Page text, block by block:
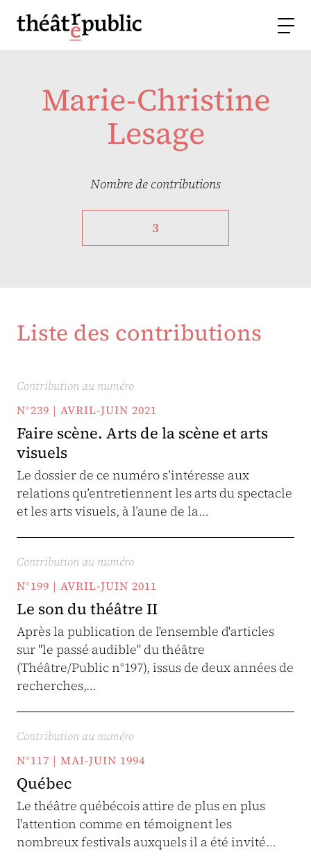
Marie-Christine
Lesage
Nombre de contributions
3
Liste des contributions
Contribution au numéro
N°239 | AVRIL-JUIN 2021
Faire scène. Arts de la scène et arts
visuels
Le dossier de ce numéro s’intéresse aux
relations qu’entretiennent les arts du spectacle
et les arts visuels, à l’aune de la…
Contribution au numéro
N°199 | AVRIL-JUIN 2011
Le son du théâtre II
Après la publication de l'ensemble d'articles
sur "le passé audible" du théâtre
(Théâtre/Public n°197), issus de deux années de
recherches,…
Contribution au numéro
N°117 | MAI-JUIN 1994
Québec
Le théâtre québécois attire de plus en plus
l'attention comme en témoignent les
nombreux festivals auxquels il a été invité…